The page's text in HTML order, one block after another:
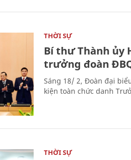
THỜI SỰ
Bí thư Thành ủy
trưởng đoàn
Sáng 18/ 2, Đoàn đại
kiện toàn chức danh
THỜI SỰ